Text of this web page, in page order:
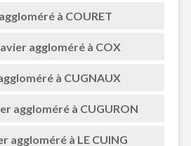
à COURET
aggloméré à COX
à CUGNAUX
aggloméré à CUGURON
aggloméré à LE CUING